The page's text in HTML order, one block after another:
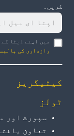
کریں۔
میں اپنے ڈیٹا
رازداری کی
کیٹیگریز
ٹولز
سپورٹ اور
تعاون